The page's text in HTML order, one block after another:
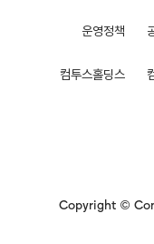
운영정책
컴투스홀딩스
Copyright ©